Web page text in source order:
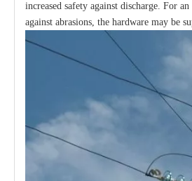
increased safety against discharge. For
against abrasions, the hardware may be